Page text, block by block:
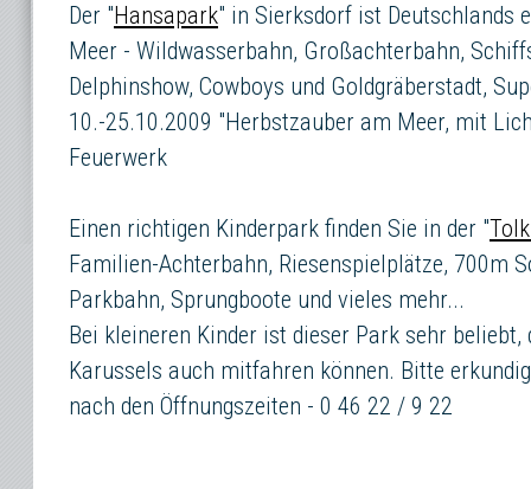
Der "Hansapark" in Sierksdorf ist Deutschlands
Meer - Wildwasserbahn, Großachterbahn,
Delphinshow, Cowboys und Goldgräberstadt,
10.-25.10.2009 "Herbstzauber am Meer, mit
Feuerwerk
Einen richtigen Kinderpark finden Sie in der "
Familien-Achterbahn, Riesenspielplätze, 700m
Parkbahn, Sprungboote und vieles mehr...
Bei kleineren Kinder ist dieser Park sehr beliebt,
Karussels auch mitfahren können. Bitte
nach den Öffnungszeiten - 0 46 22 / 9 22